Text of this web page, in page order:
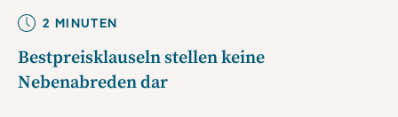
2 MINUTEN
Bestpreisklauseln stellen keine
Nebenabreden dar